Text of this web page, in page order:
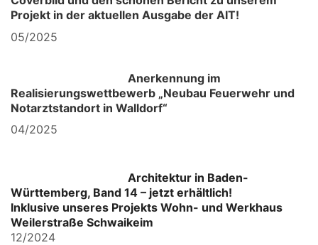
Projekt in der aktuellen Ausgabe der AIT!
05/2025
Anerkennung im
Realisierungswettbewerb „Neubau Feuerwehr und
Notarztstandort in Walldorf“
04/2025
Architektur in Baden-
Württemberg, Band 14 – jetzt erhältlich!
Inklusive unseres Projekts Wohn- und Werkhaus
Weilerstraße Schwaikeim
12/2024